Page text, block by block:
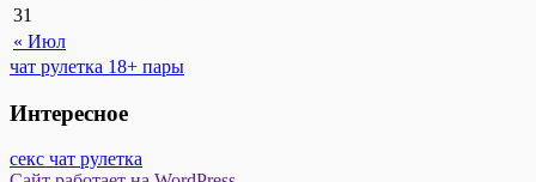
« Июл
31
чат рулетка 18+ пары
Интересное
секс чат рулетка